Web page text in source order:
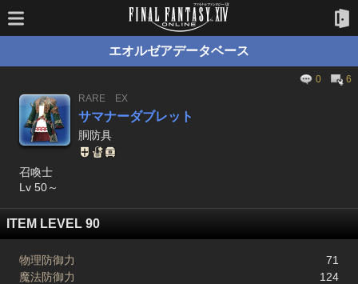
エオルゼアデータベース
0
6
RARE
EX
サマナーダブレット
胴防具
召喚士
Lv 50～
ITEM LEVEL 90
物理防御力
71
魔法防御力
124